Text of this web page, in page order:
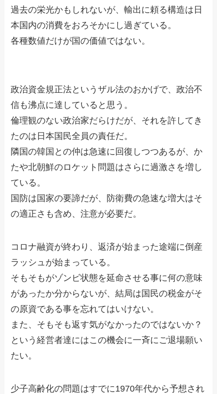
過去の栄光かもしれないが、輸出に頼る構造は日
本国内の消費をおろそかにし過ぎている。
各種数値だけが国の価値ではない。
政治資金規正法というザル法のおかげで、政治不
信も沸点に達していると思う。
倫理観のない政治家だらけだが、それを許してき
たのは日本国民全員の責任だ。
隣国の韓国との仲は急速に回復しつつあるが、か
たや北朝鮮のロケット問題はさらに過激さを増し
ている。
国防は国家の要諦だが、防衛費の急速な増大はそ
の適正さも含め、注意が必要だ。
コロナ融資が終わり、返済が始まった途端に倒産
ラッシュが始まっている。
そもそもがゾンビ状態を延命させる事に何の意味
があったか分からないが、結局は国民の税金がそ
の原資である事を忘れてはいけない。
また、そもそも返す気がなかったのではないか？
という経営者達にはこの機会に一斉にご退場願い
たい。
少子高齢化の問題はすでに1970年代から予想され